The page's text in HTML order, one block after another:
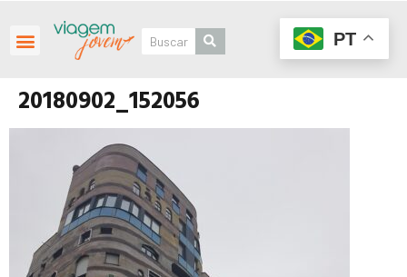
20180902_152056
PT